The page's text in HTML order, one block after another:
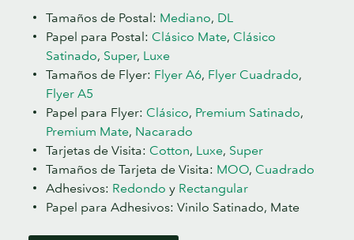
Tamaños de Postal: Mediano, DL
Papel para Postal: Clásico Mate, Clásico
Satinado, Super, Luxe
Tamaños de Flyer: Flyer A6, Flyer Cuadrado,
Flyer A5
Papel para Flyer: Clásico, Premium Satinado,
Premium Mate, Nacarado
Tarjetas de Visita: Cotton, Luxe, Super
Tamaños de Tarjeta de Visita: MOO, Cuadrado
Adhesivos: Redondo y Rectangular
Papel para Adhesivos: Vinilo Satinado, Mate